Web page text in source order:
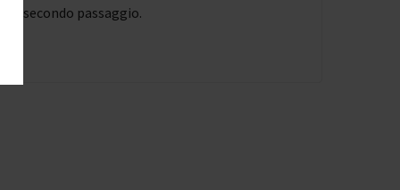
e secondo passaggio.